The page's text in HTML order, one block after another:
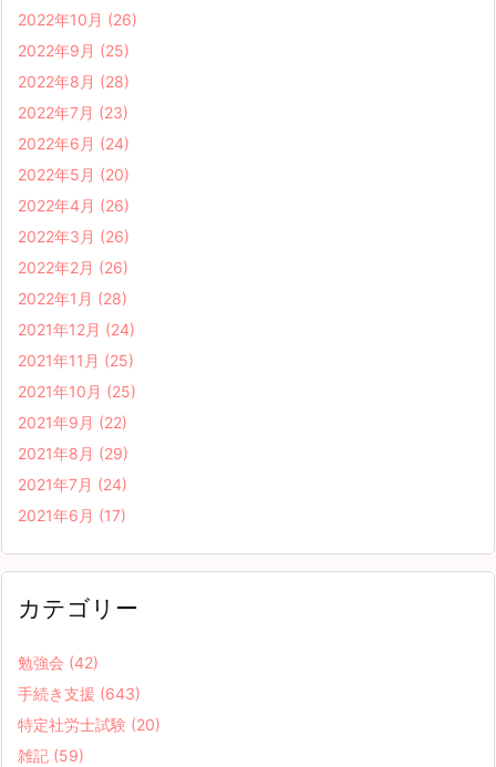
2022年10月 (26)
2022年9月 (25)
2022年8月 (28)
2022年7月 (23)
2022年6月 (24)
2022年5月 (20)
2022年4月 (26)
2022年3月 (26)
2022年2月 (26)
2022年1月 (28)
2021年12月 (24)
2021年11月 (25)
2021年10月 (25)
2021年9月 (22)
2021年8月 (29)
2021年7月 (24)
2021年6月 (17)
カテゴリー
勉強会 (42)
手続き支援 (643)
特定社労士試験 (20)
雑記 (59)